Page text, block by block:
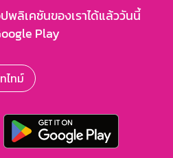
พลิเคชันของเราได้แล้ววันนี้
Play
ไทม์